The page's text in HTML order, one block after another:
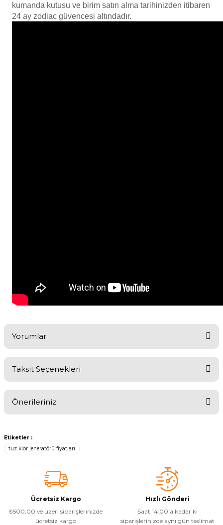
kumanda kutusu ve birim satın alma tarihinizden itibaren
24 ay zodiac güvencesi altındadır.
Yorumlar
Taksit Seçenekleri
Önerileriniz
konularda yetersiz gördüğünüz noktaları öneri formunu kullanarak
tarafımıza iletebilirsiniz.
Görüş ve önerileriniz için teşekkür ederiz.
Ürün resmi kalitesiz, bozuk veya görüntülenemiyor.
Ürün açıklamasında eksik bilgiler bulunuyor.
Ürün bilgilerinde hatalar bulunuyor.
Ürün fiyatı diğer sitelerden daha pahalı.
Etiketler :
tuz klor jeneratörü fiyatları
Ücretsiz Kargo
₺500,00 ve üzeri siparişlerinizde
ücretsiz kargo
Hızlı Gönderi
Saat 14:00’a kadar ki
siparişlerinizde aynı gün teslimat